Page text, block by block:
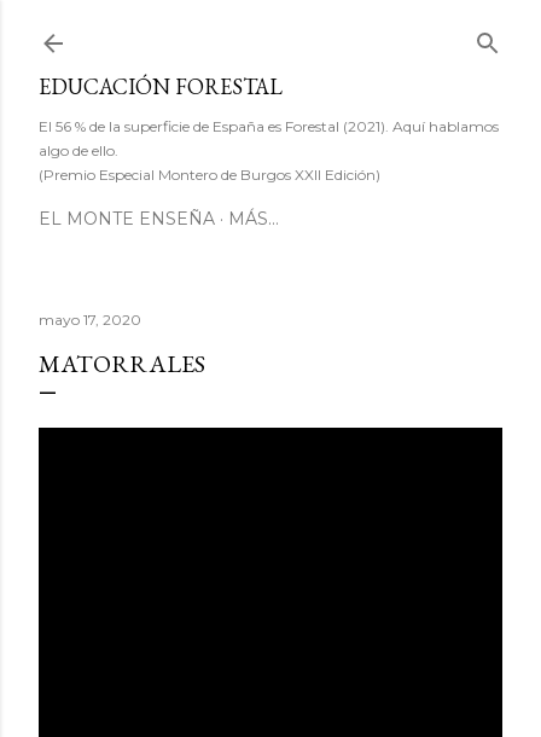
EDUCACIÓN FORESTAL
El 56 % de la superficie de España es Forestal (2021). Aquí hablamos
algo de ello.
(Premio Especial Montero de Burgos XXII Edición)
EL MONTE ENSEÑA MÁS…
mayo 17, 2020
MATORRALES